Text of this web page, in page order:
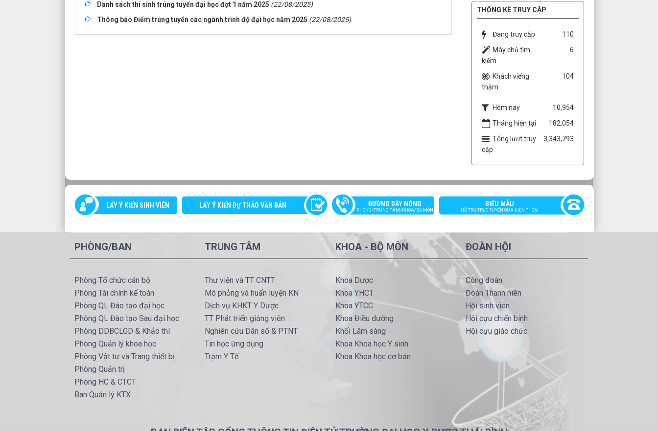
Danh sách thí sinh trúng tuyển đại học đợt 1 năm 2025 (22/08/2025)
Thông báo Điểm trúng tuyển các ngành trình độ đại học năm 2025 (22/08/2025)
THỐNG KÊ TRUY CẬP
Đang truy cập
110
Máy chủ tìm
kiếm
6
Khách viếng
thăm
104
Hôm nay
10,954
Tháng hiện tại
182,054
Tổng lượt truy
cập
3,343,793
LẤY Ý KIẾN SINH VIÊN LẤY Ý KIẾN DỰ THẢO VĂN BẢN ĐƯỜNG DÂY NÓNG
PHONG/TRUNG TÂM/KHOA/BỘ MÔN
BIỂU MẪU
HỖ TRỢ TRỰC TUYẾN QUA ĐIỆN THOẠI
PHÒNG/BAN
Phòng Tổ chức cán bộ
Phòng Tài chính kế toán
Phòng QL Đào tạo đại học
Phòng QL Đào tạo Sau đại học
Phòng DDBCLGD & Khảo thí
Phòng Quản lý khoa học
Phòng Vật tư và Trang thiết bị
Phòng Quản trị
Phòng HC & CTCT
Ban Quản lý KTX
TRUNG TÂM
Thư viện và TT CNTT
Mô phỏng và huấn luyện KN
Dịch vụ KHKT Y Dược
TT Phát triển giảng viên
Nghiên cứu Dân số & PTNT
Tin học ứng dụng
Trạm Y Tế
KHOA - BỘ MÔN
Khoa Dược
Khoa YHCT
Khoa YTCC
Khoa Điều dưỡng
Khối Lâm sàng
Khoa Khoa học Y sinh
Khoa Khoa học cơ bản
ĐOÀN HỘI
Công đoàn
Đoàn Thanh niên
Hội sinh viên
Hội cựu chiến binh
Hội cựu giáo chức